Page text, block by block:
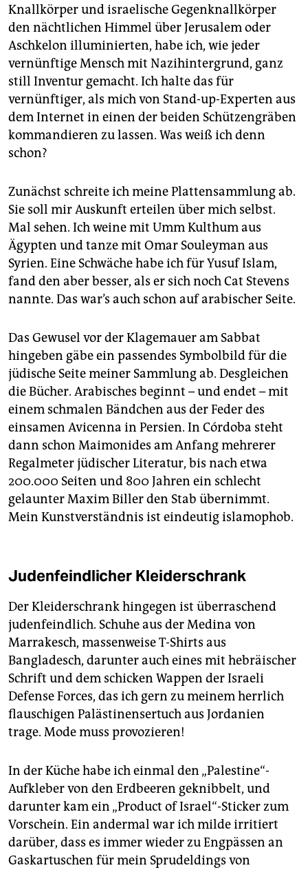
Knallkörper und israelische Gegenknallkörper
den nächtlichen Himmel über Jerusalem oder
Aschkelon illuminierten, habe ich, wie jeder
vernünftige Mensch mit Nazihintergrund, ganz
still Inventur gemacht. Ich halte das für
vernünftiger, als mich von Stand-up-Experten aus
dem Internet in einen der beiden Schützengräben
kommandieren zu lassen. Was weiß ich denn
schon?
Zunächst schreite ich meine Plattensammlung ab.
Sie soll mir Auskunft erteilen über mich selbst.
Mal sehen. Ich weine mit Umm Kulthum aus
Ägypten und tanze mit Omar Souleyman aus
Syrien. Eine Schwäche habe ich für Yusuf Islam,
fand den aber besser, als er sich noch Cat Stevens
nannte. Das war’s auch schon auf arabischer Seite.
Das Gewusel vor der Klagemauer am Sabbat
hingeben gäbe ein passendes Symbolbild für die
jüdische Seite meiner Sammlung ab. Desgleichen
die Bücher. Arabisches beginnt – und endet – mit
einem schmalen Bändchen aus der Feder des
einsamen Avicenna in Persien. In Córdoba steht
dann schon Maimonides am Anfang mehrerer
Regalmeter jüdischer Literatur, bis nach etwa
200.000 Seiten und 800 Jahren ein schlecht
gelaunter Maxim Biller den Stab übernimmt.
Mein Kunstverständnis ist eindeutig islamophob.
Judenfeindlicher Kleiderschrank
Der Kleiderschrank hingegen ist überraschend
judenfeindlich. Schuhe aus der Medina von
Marrakesch, massenweise T-Shirts aus
Bangladesch, darunter auch eines mit hebräischer
Schrift und dem schicken Wappen der Israeli
Defense Forces, das ich gern zu meinem herrlich
flauschigen Palästinensertuch aus Jordanien
trage. Mode muss provozieren!
In der Küche habe ich einmal den „Palestine“-
Aufkleber von den Erdbeeren geknibbelt, und
darunter kam ein „Product of Israel“-Sticker zum
Vorschein. Ein andermal war ich milde irritiert
darüber, dass es immer wieder zu Engpässen an
Gaskartuschen für mein Sprudeldings von